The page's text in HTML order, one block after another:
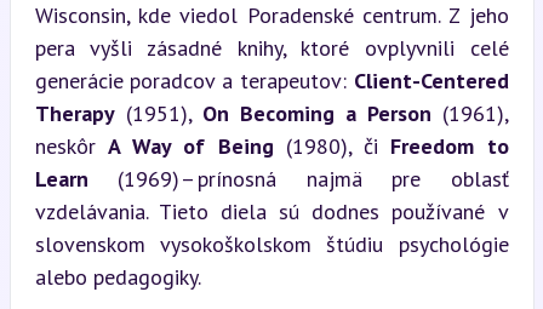
Wisconsin, kde viedol Poradenské centrum. Z jeho
pera vyšli zásadné knihy, ktoré ovplyvnili celé
generácie poradcov a terapeutov: Client-Centered
Therapy (1951), On Becoming a Person (1961),
neskôr A Way of Being (1980), či Freedom to
Learn (1969) – prínosná najmä pre oblasť
vzdelávania. Tieto diela sú dodnes používané v
slovenskom vysokoškolskom štúdiu psychológie
alebo pedagogiky.